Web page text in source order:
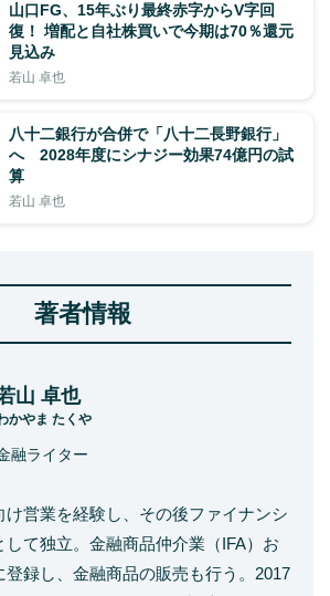
山口FG、15年ぶり最終赤字からV字回
復！ 増配と自社株買いで今期は70％還元
見込み
若山 卓也
八十二銀行が合併で「八十二長野銀行」
へ 2028年度にシナジー効果74億円の試
算
若山 卓也
著者情報
山 卓也
かやま たくや
融ライター
け営業を経験し、その後ファイナンシ
して独立。金融商品仲介業（IFA）お
登録し、金融商品の販売も行う。2017